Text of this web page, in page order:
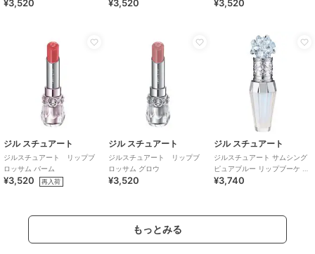
¥3,520 ¥3,520 ¥3,520
ジル スチュアート
ジルスチュアート リップブ
ロッサム バーム
¥3,520 再入荷
ジル スチュアート
ジルスチュアート リップブ
ロッサム グロウ
¥3,520
ジル スチュアート
ジルスチュアート サムシング
ピュアブルー リップブーケ セ
ラム＜限定＞
¥3,740
もっとみる